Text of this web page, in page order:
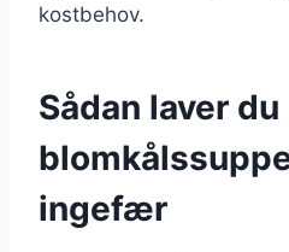
kostbehov.
Sådan laver du
ingefær